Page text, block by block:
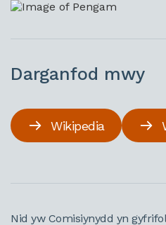
Darganfod mwy
Wikipedia
Nid yw Comisiynydd yn